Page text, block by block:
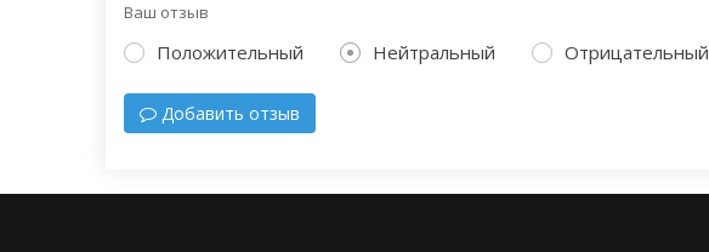
Ваш отзыв
Положительный Нейтральный Отрицательный
Добавить отзыв